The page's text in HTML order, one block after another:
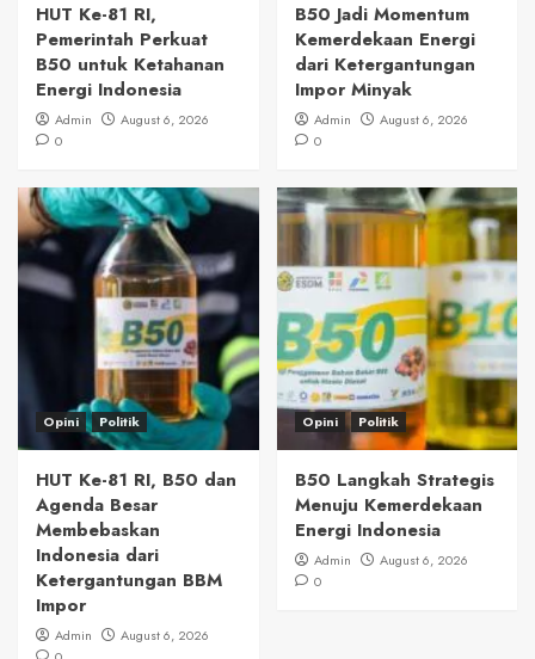
HUT Ke-81 RI,
Pemerintah Perkuat
B50 untuk Ketahanan
Energi Indonesia
Admin
August 6, 2026
0
B50 Jadi Momentum
Kemerdekaan Energi
dari Ketergantungan
Impor Minyak
Admin
August 6, 2026
0
Opini Politik
HUT Ke-81 RI, B50 dan
Agenda Besar
Membebaskan
Indonesia dari
Ketergantungan BBM
Impor
Admin
August 6, 2026
Opini Politik
B50 Langkah Strategis
Menuju Kemerdekaan
Energi Indonesia
Admin
August 6, 2026
0